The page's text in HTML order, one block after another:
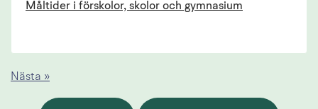
Måltider i förskolor, skolor och gymnasium
Nästa »